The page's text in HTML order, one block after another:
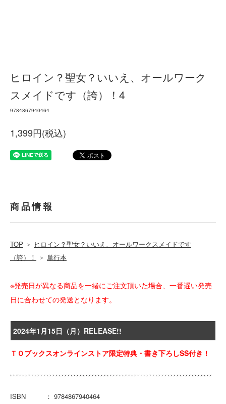
ヒロイン？聖女？いいえ、オールワーク
スメイドです（誇）！4
9784867940464
1,399円(税込)
商品情報
TOP ＞ ヒロイン？聖女？いいえ、オールワークスメイドです
（誇）！
＞ 単行本
※発売日が異なる商品を一緒にご注文頂いた場合、一番遅い発売
日に合わせての発送となります。
2024年1月15日（月）RELEASE!!
ＴＯブックスオンラインストア限定特典・書き下ろしSS付き！
ISBN ： 9784867940464